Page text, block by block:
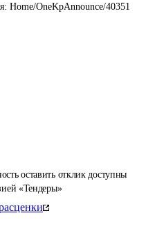
оставить отклик доступны
«Тендеры»
Home/OneKpAnnounce/40351